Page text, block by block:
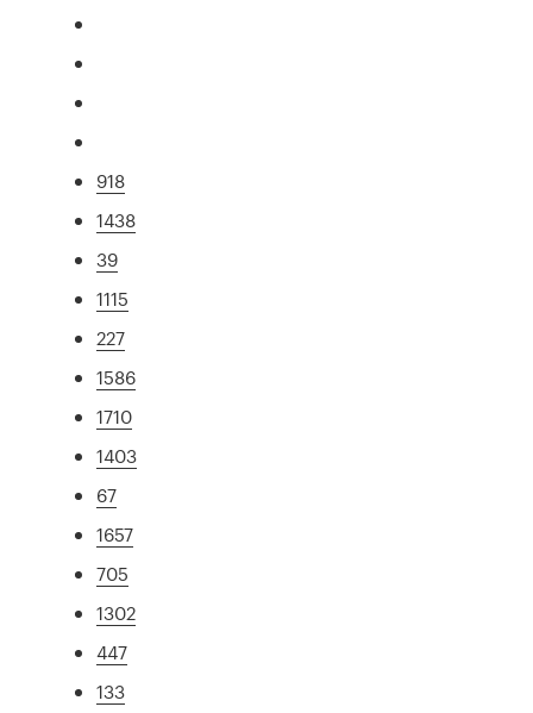
918
1438
39
1115
227
1586
1710
1403
67
1657
705
1302
447
133